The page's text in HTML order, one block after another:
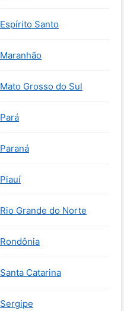
Espírito Santo
Maranhão
Mato Grosso do Sul
Pará
Paraná
Piauí
Rio Grande do Norte
Rondônia
Santa Catarina
Sergipe